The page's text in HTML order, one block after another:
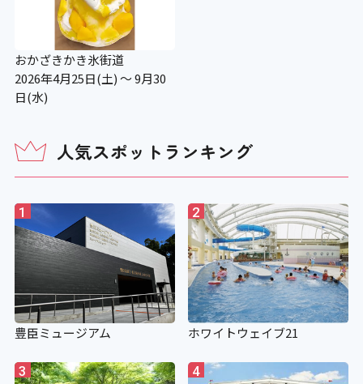
授乳コーナー
〇 （事務所併設）
補助犬用のトイレ
×
施設の点字案内
おかざきかき氷街道
2026年4月25日(土) ～ 9月30
日(水)
人気スポットランキング
1
豊臣ミュージアム
2
ホワイトウェイブ21
3 4